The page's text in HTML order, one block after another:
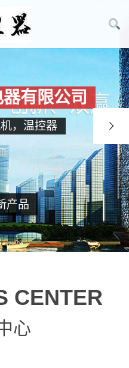
有限公司
，温控器
产品
CENTER
心